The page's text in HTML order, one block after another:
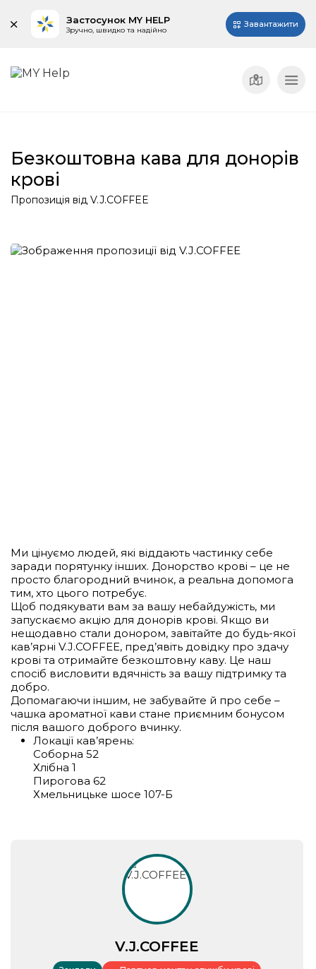
Застосунок MY HELP
Зручно, швидко та надійно
Завантажити
Безкоштовна кава для донорів
крові
Пропозиція від V.J.COFFEE
Ми цінуємо людей, які віддають частинку себе
заради порятунку інших. Донорство крові – це не
просто благородний вчинок, а реальна допомога
тим, хто цього потребує.
Щоб подякувати вам за вашу небайдужість, ми
запускаємо акцію для донорів крові. Якщо ви
нещодавно стали донором, завітайте до будь-якої
кав’ярні V.J.COFFEE, пред’явіть довідку про здачу
крові та отримайте безкоштовну каву. Це наш
спосіб висловити вдячність за вашу підтримку та
добро.
Допомагаючи іншим, не забувайте й про себе –
чашка ароматної кави стане приємним бонусом
після вашого доброго вчинку.
Локації кав’ярень:
Соборна 52
Хлібна 1
Пирогова 62
Хмельницьке шосе 107-Б
V.J.COFFEE